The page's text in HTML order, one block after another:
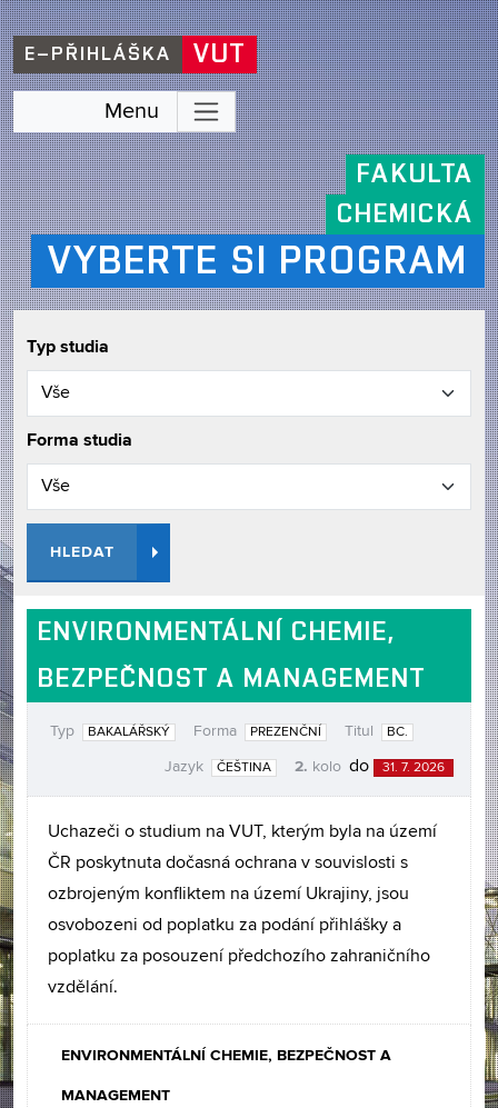
E–PŘIHLÁŠKA VUT
Menu
FAKULTA
CHEMICKÁ
VYBERTE SI PROGRAM
Typ studia
Forma studia
HLEDAT
ENVIRONMENTÁLNÍ CHEMIE,
BEZPEČNOST A MANAGEMENT
Typ BAKALÁŘSKÝ Forma PREZENČNÍ Titul BC.
Jazyk ČEŠTINA 2. kolo do 31. 7. 2026
Uchazeči o studium na VUT, kterým byla na území
ČR poskytnuta dočasná ochrana v souvislosti s
ozbrojeným konfliktem na území Ukrajiny, jsou
osvobozeni od poplatku za podání přihlášky a
poplatku za posouzení předchozího zahraničního
vzdělání.
ENVIRONMENTÁLNÍ CHEMIE, BEZPEČNOST A
MANAGEMENT